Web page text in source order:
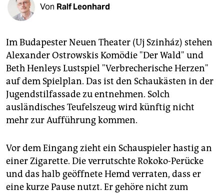
shop
unterstützen
abo
genossenschaft
epaper login
Von Ralf Leonhard
Im Budapester Neuen Theater (Uj Szinház) stehen
Alexander Ostrowskis Komödie "Der Wald" und
Beth Henleys Lustspiel "Verbrecherische Herzen"
auf dem Spielplan. Das ist den Schaukästen in der
Jugendstilfassade zu entnehmen. Solch
ausländisches Teufelszeug wird künftig nicht
mehr zur Aufführung kommen.
Vor dem Eingang zieht ein Schauspieler hastig an
einer Zigarette. Die verrutschte Rokoko-Perücke
und das halb geöffnete Hemd verraten, dass er
eine kurze Pause nutzt. Er gehöre nicht zum